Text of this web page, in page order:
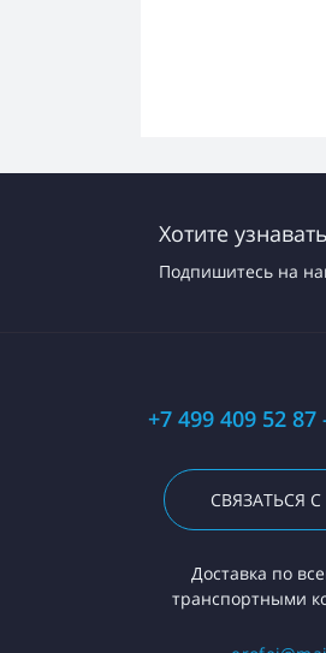
Хотите
Подпишитесь на
+7 499 409 52
СВЯЗАТЬСЯ
Доставка по
транспортными